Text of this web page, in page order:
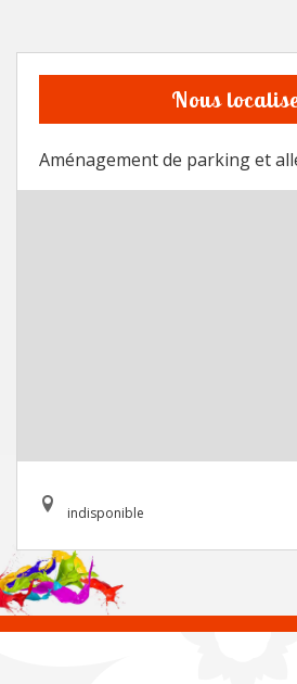
Nous
Aménagement de parking et
indisponible